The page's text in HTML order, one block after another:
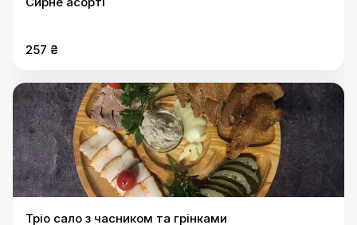
257 ₴
Тріо сало з часником та грінками